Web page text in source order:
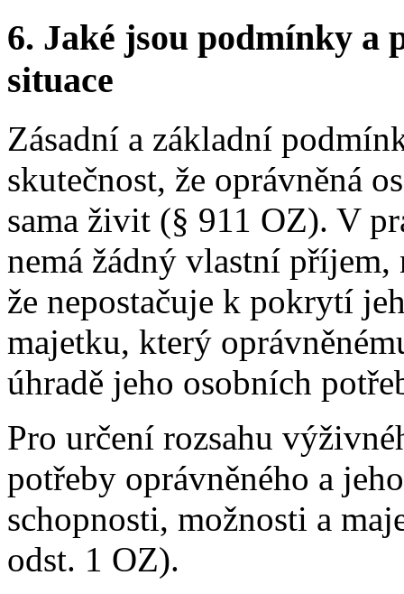
6. Jaké jsou podmínky a
situace
Zásadní a základní
skutečnost, že oprávněná
sama živit (§ 911 OZ). V
nemá žádný vlastní
že nepostačuje k pokrytí
majetku, který
úhradě jeho osobních
Pro určení rozsahu
potřeby oprávněného a
schopnosti, možnosti a
odst. 1 OZ).